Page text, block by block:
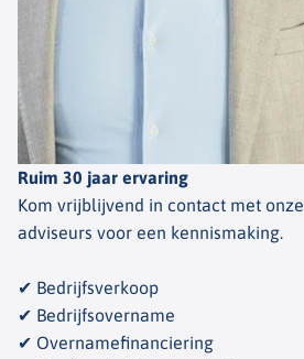
Ruim 30 jaar ervaring
Kom vrijblijvend in contact met onze
adviseurs voor een kennismaking.
✔ Bedrijfsverkoop
✔ Bedrijfsovername
✔ Overnamefinanciering